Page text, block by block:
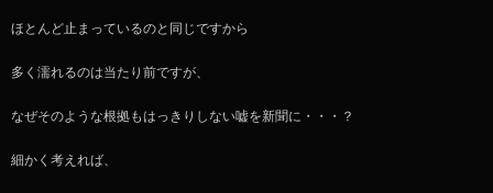
ほとんど止まっているのと同じですから
多く濡れるのは当たり前ですが、
なぜそのような根拠もはっきりしない嘘を新聞に・・・？
細かく考えれば、